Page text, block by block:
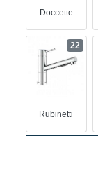
Doccette
Rubinetti
22